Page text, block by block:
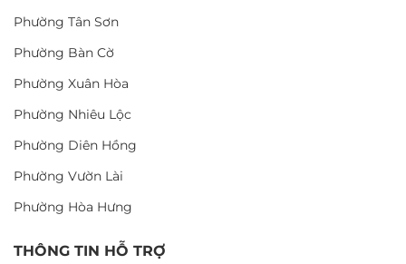
Phường Tân Sơn
Phường Bàn Cờ
Phường Xuân Hòa
Phường Nhiêu Lộc
Phường Diên Hồng
Phường Vườn Lài
Phường Hòa Hưng
THÔNG TIN HỖ TRỢ